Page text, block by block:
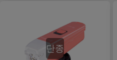
단종